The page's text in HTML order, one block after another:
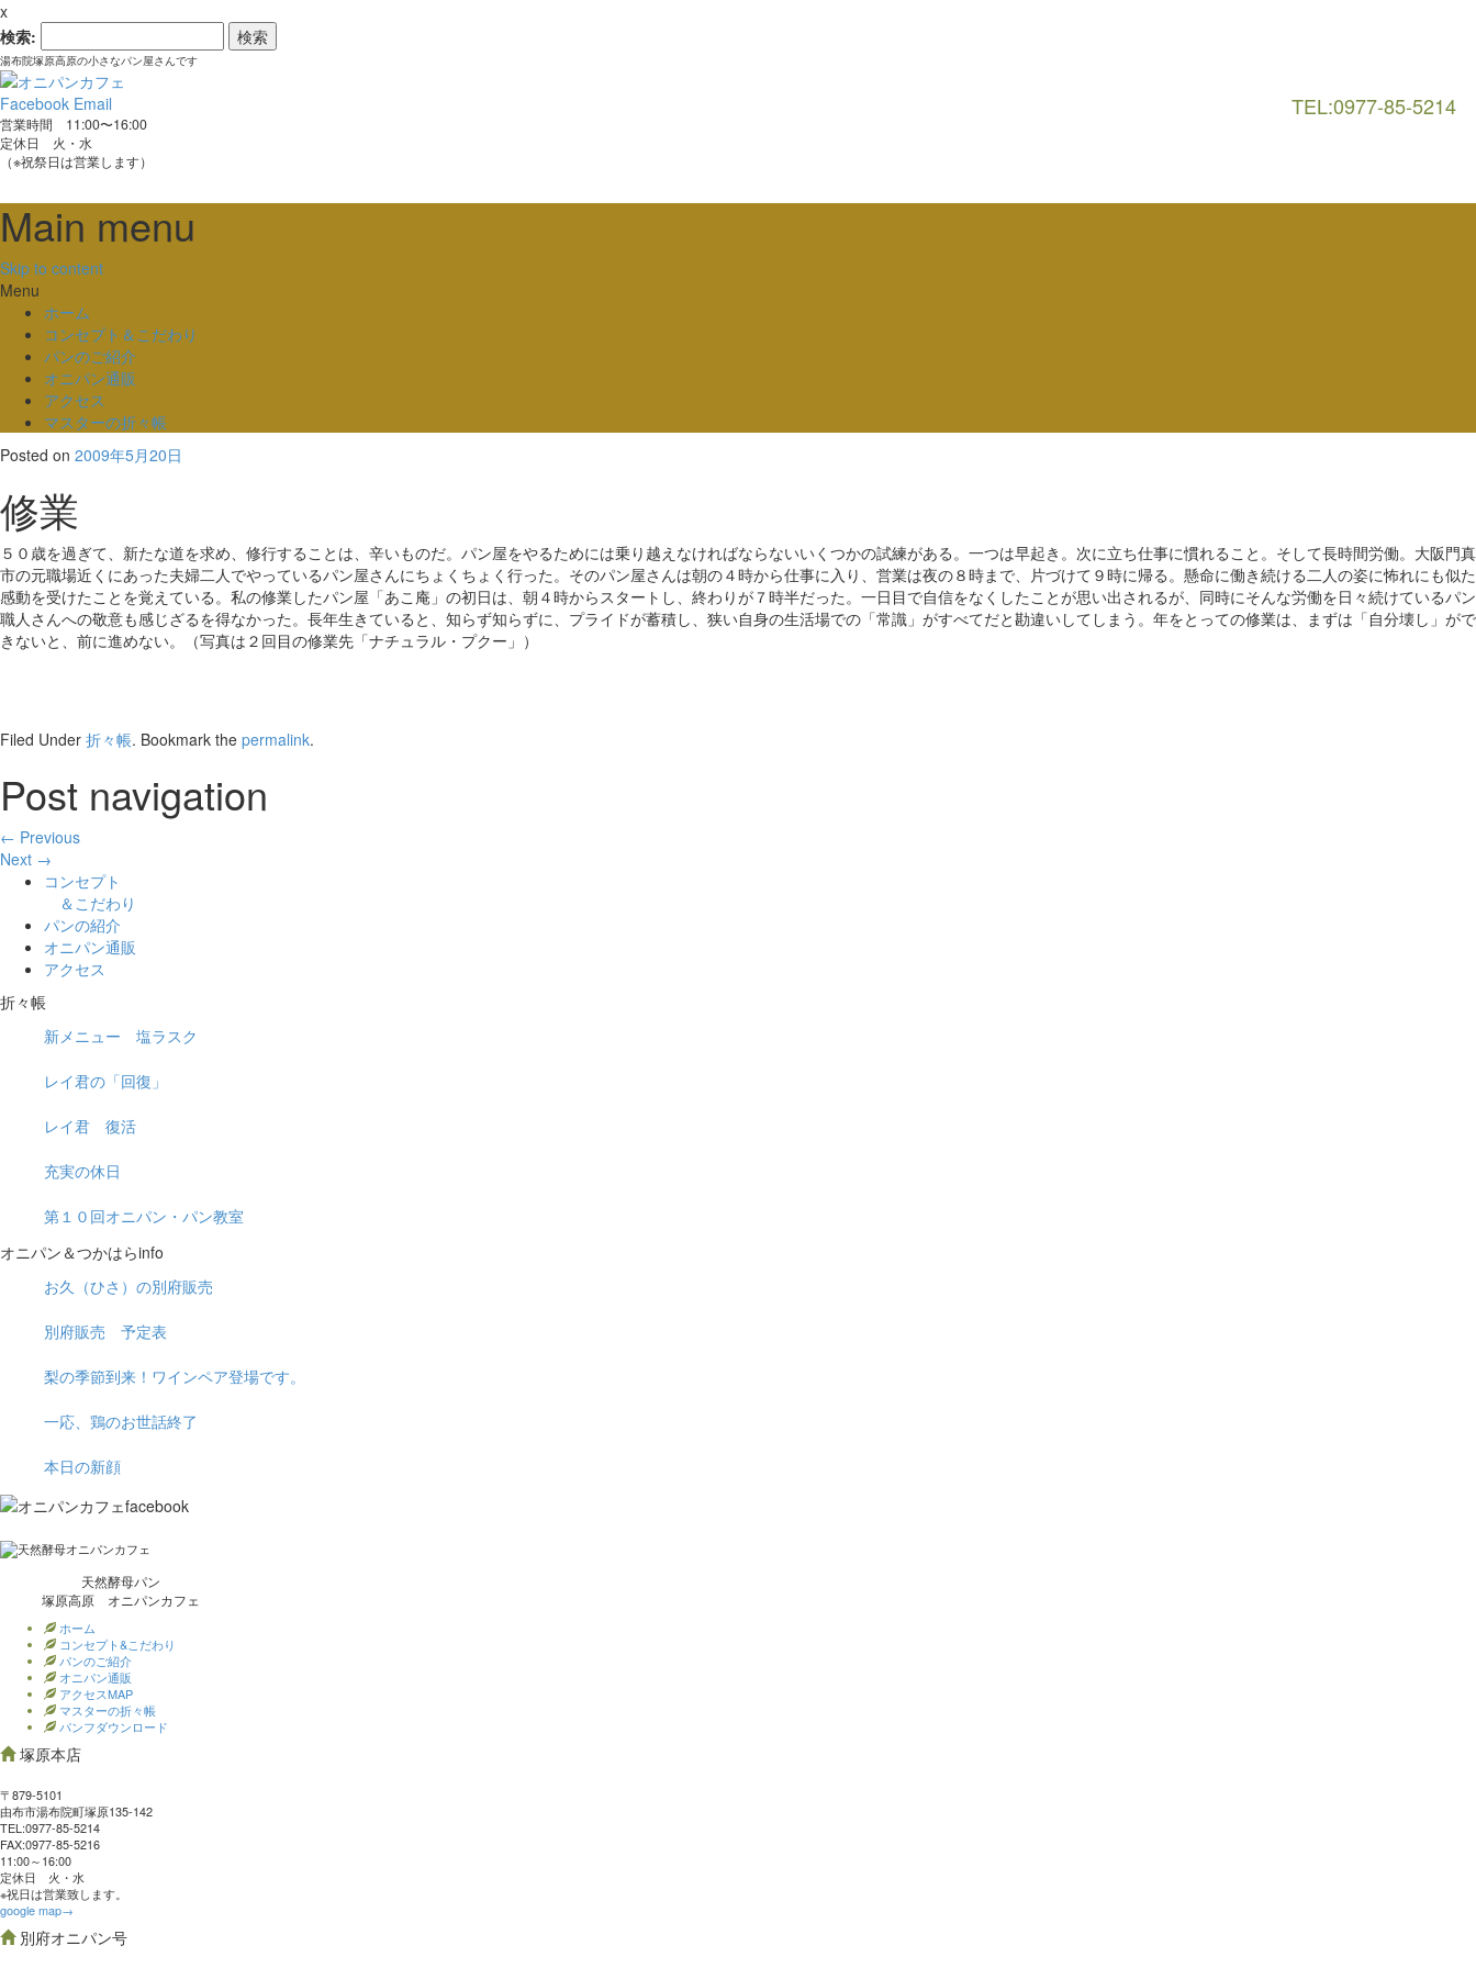
x
検索:
湯布院塚原高原の小さなパン屋さんです
TEL:0977-85-5214
Facebook Email
営業時間 11:00〜16:00
定休日 火・水
（※祝祭日は営業します）
Main menu
Skip to content
Menu
ホーム
コンセプト＆こだわり
パンのご紹介
オニパン通販
アクセス
マスターの折々帳
Posted on 2009年5月20日
修業
５０歳を過ぎて、新たな道を求め、修行することは、辛いものだ。パン屋をやるためには乗り越えなければならないいくつかの試練がある。一つは早起き。次に立ち仕事に慣れること。そして長時間労働。大阪門真
市の元職場近くにあった夫婦二人でやっているパン屋さんにちょくちょく行った。そのパン屋さんは朝の４時から仕事に入り、営業は夜の８時まで、片づけて９時に帰る。懸命に働き続ける二人の姿に怖れにも似た
感動を受けたことを覚えている。私の修業したパン屋「あこ庵」の初日は、朝４時からスタートし、終わりが７時半だった。一日目で自信をなくしたことが思い出されるが、同時にそんな労働を日々続けているパン
職人さんへの敬意も感じざるを得なかった。長年生きていると、知らず知らずに、プライドが蓄積し、狭い自身の生活場での「常識」がすべてだと勘違いしてしまう。年をとっての修業は、まずは「自分壊し」がで
きないと、前に進めない。（写真は２回目の修業先「ナチュラル・プクー」）
Filed Under 折々帳. Bookmark the permalink.
Post navigation
← Previous
Next →
コンセプト
＆こだわり
パンの紹介
オニパン通販
アクセス
折々帳
新メニュー 塩ラスク
レイ君の「回復」
レイ君 復活
充実の休日
第１０回オニパン・パン教室
オニパン＆つかはらinfo
お久（ひさ）の別府販売
別府販売 予定表
梨の季節到来！ワインペア登場です。
一応、鶏のお世話終了
本日の新顔
天然酵母パン
塚原高原 オニパンカフェ
ホーム
コンセプト&こだわり
パンのご紹介
オニパン通販
アクセスMAP
マスターの折々帳
パンフダウンロード
塚原本店
〒879-5101
由布市湯布院町塚原135-142
TEL:0977‐85-5214
FAX:0977‐85-5216
11:00～16:00
定休日 火・水
※祝日は営業致します。
google map→
別府オニパン号